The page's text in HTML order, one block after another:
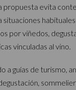
propuesta evita
situaciones
por viñedos,
vinculadas al vino.
a guías de turismo,